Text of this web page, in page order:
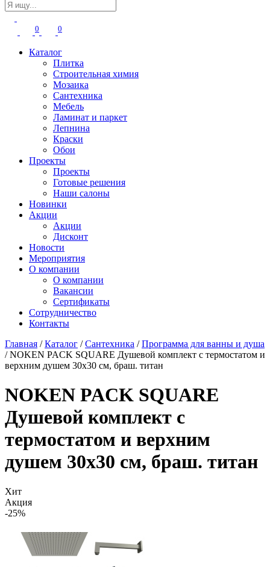
0 0
Каталог
Плитка
Строительная химия
Мозаика
Сантехника
Мебель
Ламинат и паркет
Лепнина
Краски
Обои
Проекты
Проекты
Готовые решения
Наши салоны
Новинки
Акции
Акции
Дисконт
Новости
Мероприятия
О компании
О компании
Вакансии
Сертификаты
Сотрудничество
Контакты
Главная /Каталог /Сантехника /Программа для ванны и душа
/NOKEN PACK SQUARE Душевой комплект с термостатом и
верхним душем 30х30 см, браш. титан
NOKEN PACK SQUARE
Душевой комплект с
термостатом и верхним
душем 30х30 см, браш. титан
Хит
Акция
-25%